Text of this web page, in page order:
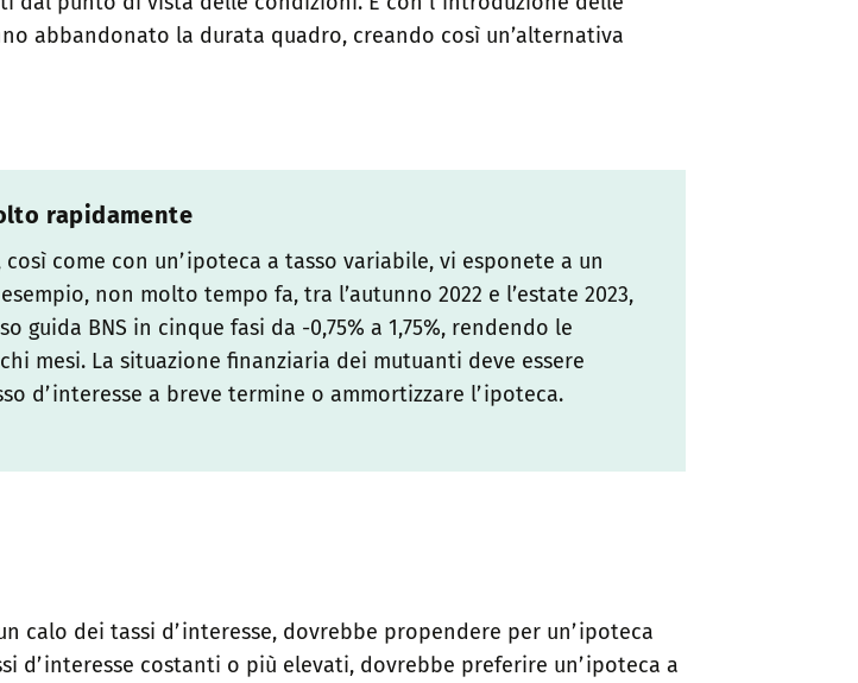
abbandonato la durata quadro, creando così un’alternativa
rapidamente
come con un’ipoteca a tasso variabile, vi esponete a un
non molto tempo fa, tra l’autunno 2022 e l’estate 2023,
guida BNS in cinque fasi da -0,75% a 1,75%, rendendo le
mesi. La situazione finanziaria dei mutuanti deve essere
d’interesse a breve termine o ammortizzare l’ipoteca.
calo dei tassi d’interesse, dovrebbe propendere per un’ipoteca
d’interesse costanti o più elevati, dovrebbe preferire un’ipoteca a